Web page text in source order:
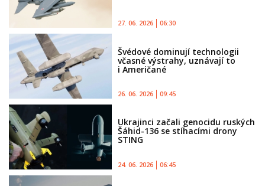
27. 06. 2026 06:30
Švédové dominují technologii
včasné výstrahy, uznávají to
i Američané
26. 06. 2026 09:45
Ukrajinci začali genocidu ruských
Šáhid-136 se stíhacími drony
STING
24. 06. 2026 06:45